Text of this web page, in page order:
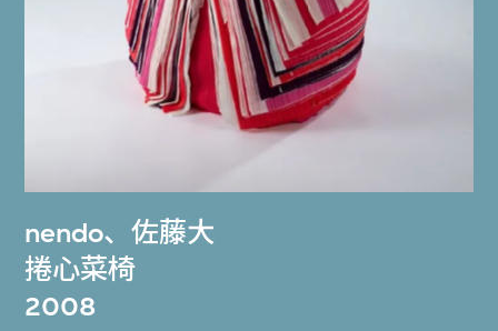
nendo、佐藤大
捲心菜椅
2008